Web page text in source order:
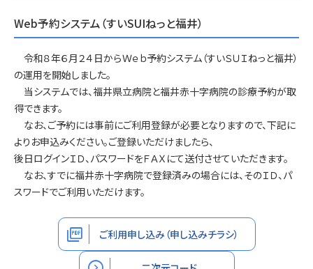
Web予約システム（すいSUIねっと福井）
令和８年６月２４日からＷｅｂ予約システム（すいＳＵＩねっと福井）
の運用を開始しました。
当システムでは、福井県立病院と福井赤十字病院の診療予約が取
得できます。
なお、ご予約には事前にご利用登録が必要となりますので、下記に
よりお申込みください。ご登録いただけましたら、
後日ログインＩＤ、パスワードをＦＡＸにて送付させていただきます。
なお、すでに福井赤十字病院で登録済みの場合には、そのＩＤ、パ
スワードでご利用いただけます。
picture_as_pdf ご利用申し込み（申し込みチラシ）